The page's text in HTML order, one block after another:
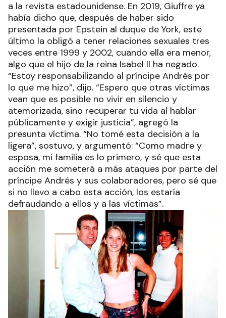
a la revista estadounidense. En 2019, Giuffre ya
había dicho que, después de haber sido
presentada por Epstein al duque de York, este
último la obligó a tener relaciones sexuales tres
veces entre 1999 y 2002, cuando ella era menor,
algo que el hijo de la reina Isabel II ha negado.
“Estoy responsabilizando al príncipe Andrés por
lo que me hizo”, dijo. “Espero que otras víctimas
vean que es posible no vivir en silencio y
atemorizada, sino recuperar tu vida al hablar
públicamente y exigir justicia”, agregó la
presunta víctima. “No tomé esta decisión a la
ligera”, sostuvo, y argumentó: “Como madre y
esposa, mi familia es lo primero, y sé que esta
acción me someterá a más ataques por parte del
príncipe Andrés y sus colaboradores, pero sé que
si no llevo a cabo esta acción, los estaría
defraudando a ellos y a las víctimas”.